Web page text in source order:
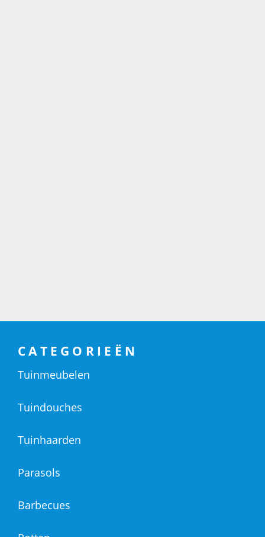
CATEGORIEËN
Tuinmeubelen
Tuindouches
Tuinhaarden
Parasols
Barbecues